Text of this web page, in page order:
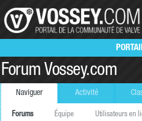
Forum Vossey.com
Naviguer
Forums Équipe Utilisateurs en
Activité